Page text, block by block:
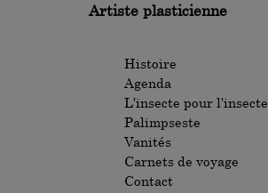
Artiste plasticienne
Histoire
Agenda
L'insecte pour l'insecte
Palimpseste
Vanités
Carnets de voyage
Contact